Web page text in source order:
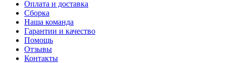
Оплата и доставка
Сборка
Наша команда
Гарантии и качество
Помощь
Отзывы
Контакты